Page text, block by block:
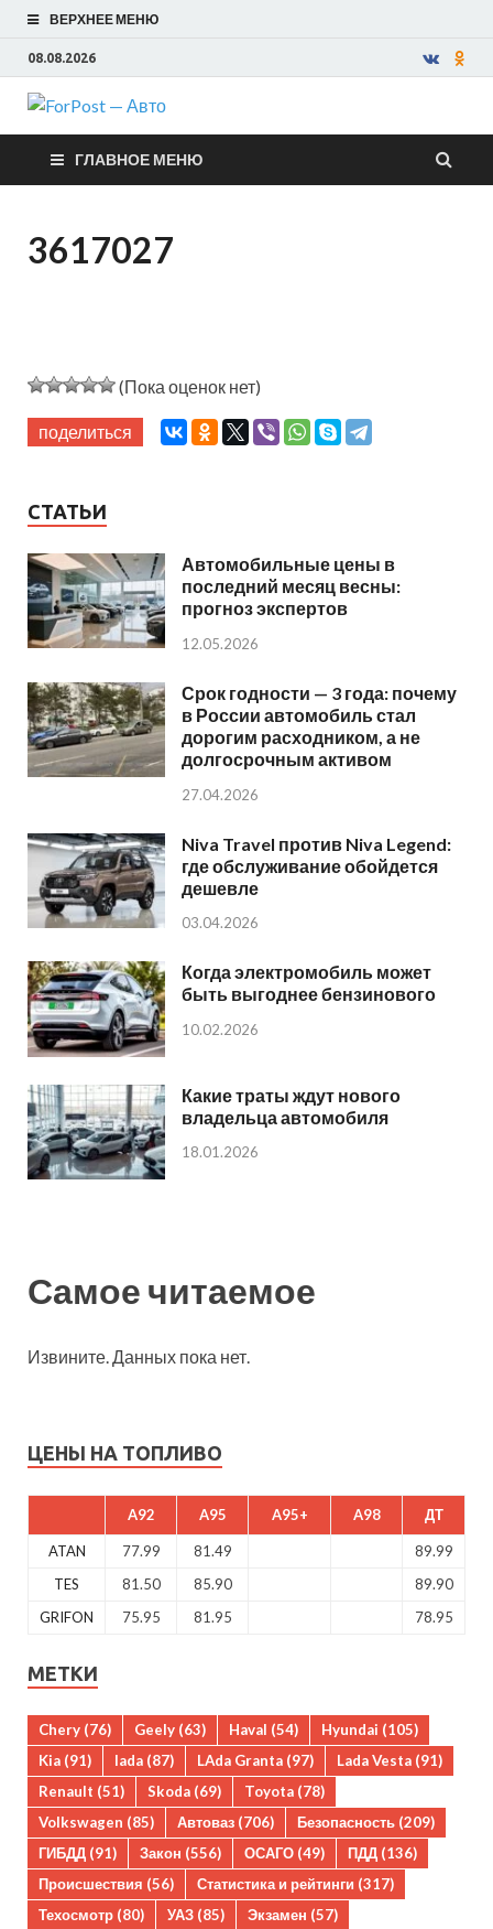
ВЕРХНЕЕ МЕНЮ
08.08.2026
ForPost —
Авто
ГЛАВНОЕ МЕНЮ
3617027
(Пока оценок нет)
поделиться
СТАТЬИ
Автомобильные цены в
последний месяц весны:
прогноз экспертов
12.05.2026
Срок годности — 3 года: почему
в России автомобиль стал
дорогим расходником, а не
долгосрочным активом
27.04.2026
Niva Travel против Niva Legend:
где обслуживание обойдется
дешевле
03.04.2026
Когда электромобиль может
быть выгоднее бензинового
10.02.2026
Какие траты ждут нового
владельца автомобиля
18.01.2026
Самое читаемое
Извините. Данных пока нет.
ЦЕНЫ НА ТОПЛИВО
A92 A95 A95+ A98 ДТ
ATAN 77.99 81.49
89.99
TES
81.50 85.90
89.90
GRIFON
75.95 81.95 78.95
МЕТКИ
Chery (76) Geely (63) Haval (54) Hyundai (105)
Kia (91) lada (87) LAda Granta (97) Lada Vesta (91)
Renault (51) Skoda (69) Toyota (78)
Volkswagen (85) Автоваз (706) Безопасность (209)
ГИБДД (91) Закон (556) ОСАГО (49) ПДД (136)
Происшествия (56) Статистика и рейтинги (317)
Техосмотр (80) УАЗ (85) Экзамен (57)